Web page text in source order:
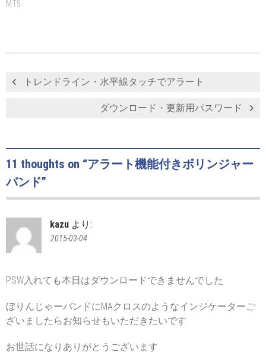
MT5
トレンドライン・水平線タッチでアラート
ダウンロード・更新用パスワード
11 thoughts on “アラート機能付きボリンジャー
バンド”
kazu より:
2015-03-04
PSW入れても本日はダウンロードできませんでした
ぼりんじゃーバンドにMAクロスのようなインジケーターご
ざいましたらお知らせもいただきたいです
お世話になりありがとうございます